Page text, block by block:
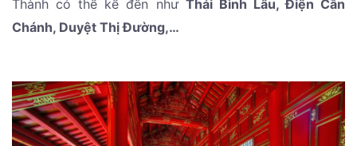
Thành có thể kể đến như Thái Bình Lâu, Điện Cần
Chánh, Duyệt Thị Đường,…